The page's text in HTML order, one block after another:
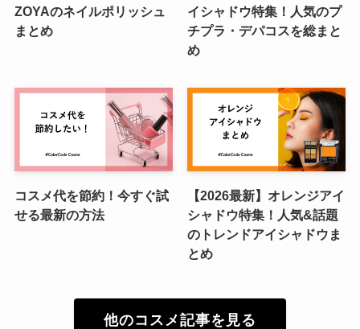
ZOYAのネイルポリッシュ
まとめ
イシャドウ特集！人気のプ
チプラ・デパコスを総まと
め
コスメ代を節約！今すぐ試
せる最新の方法
【2026最新】オレンジアイ
シャドウ特集！人気&話題
のトレンドアイシャドウま
とめ
他のコスメ記事を見る